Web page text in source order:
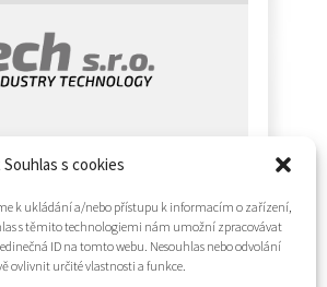
s cookies
k ukládání a/nebo přístupu k informacím o zařízení,
s těmito technologiemi nám umožní zpracovávat
ID na tomto webu. Nesouhlas nebo odvolání
ovlivnit určité vlastnosti a funkce.